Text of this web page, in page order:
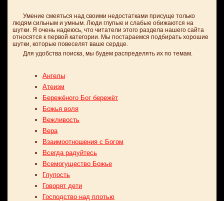
Умение смеяться над своими недостатками присуще только
людям сильным и умным. Люди глупые и слабые обижаются на
шутки. Я очень надеюсь, что читатели этого раздела нашего сайта
относятся к первой категории. Мы постараемся подбирать хорошие
шутки, которые повеселят ваше сердце.
Для удобства поиска, мы будем распределять их по темам.
Ангелы
Атеизм
Бережёного Бог бережёт
Божья воля
Вежливость
Вера
Взаимоотношения с Богом
Всегда радуйтесь
Всемогущество Божье
Глупость
Говорят дети
Господство над плотью